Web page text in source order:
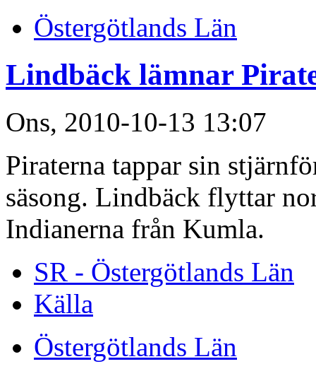
Östergötlands Län
Lindbäck lämnar
Ons, 2010-10-13 13:07
Piraterna tappar sin
säsong. Lindbäck flyttar
Indianerna från Kumla.
SR - Östergötlands Län
Källa
Östergötlands Län